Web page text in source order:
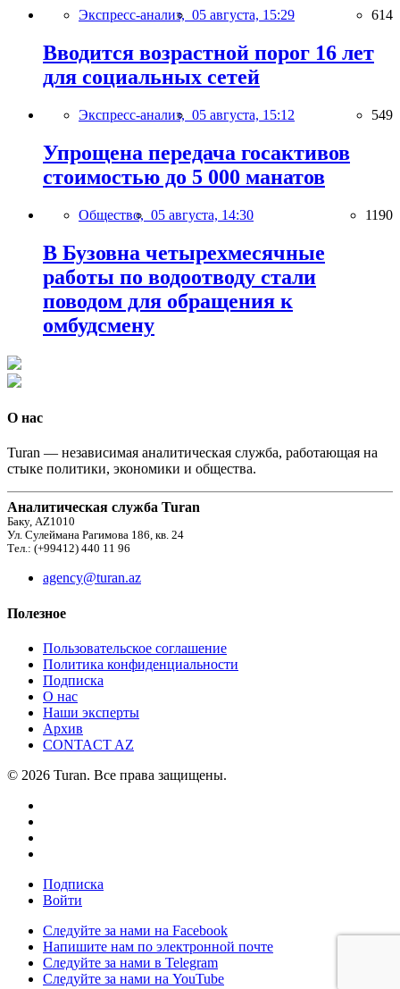
Экспресс-анализ, 05 августа, 15:29 614
Вводится возрастной порог 16 лет
для социальных сетей
Экспресс-анализ, 05 августа, 15:12 549
Упрощена передача госактивов
стоимостью до 5 000 манатов
Общество, 05 августа, 14:30 1190
В Бузовна четырехмесячные
работы по водоотводу стали
поводом для обращения к
омбудсмену
О нас
Turan — независимая аналитическая служба, работающая на
стыке политики, экономики и общества.
Аналитическая служба Turan
Баку, AZ1010
Ул. Сулеймана Рагимова 186, кв. 24
Тел.: (+99412) 440 11 96
agency@turan.az
Полезное
Пользовательское соглашение
Политика конфиденциальности
Подписка
О нас
Наши эксперты
Архив
CONTACT AZ
© 2026 Turan. Все права защищены.
Подписка
Войти
Следуйте за нами на Facebook
Напишите нам по электронной почте
Следуйте за нами в Telegram
Следуйте за нами на YouTube